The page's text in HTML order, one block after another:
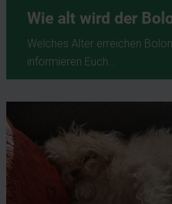
Wie alt wird der
Welches Alter erreichen
informieren Euch…